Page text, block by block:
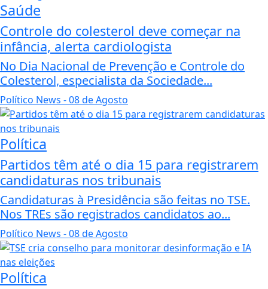
Saúde
Controle do colesterol deve começar na
infância, alerta cardiologista
No Dia Nacional de Prevenção e Controle do
Colesterol, especialista da Sociedade...
Político News - 08 de Agosto
Política
Partidos têm até o dia 15 para registrarem
candidaturas nos tribunais
Candidaturas à Presidência são feitas no TSE.
Nos TREs são registrados candidatos ao...
Político News - 08 de Agosto
Política